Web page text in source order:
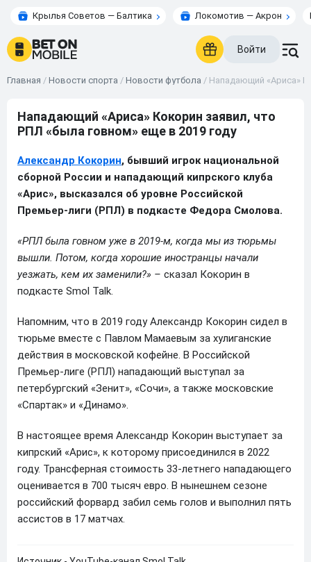
Крылья Советов — Балтика Локомотив — Акрон
Войти
Главная / Новости спорта / Новости футбола / Нападающий «Ариса»
Нападающий «Ариса» Кокорин заявил, что
РПЛ «была говном» еще в 2019 году
Александр Кокорин, бывший игрок национальной
сборной России и нападающий кипрского клуба
«Арис», высказался об уровне Российской
Премьер-лиги (РПЛ) в подкасте Федора Смолова.
«РПЛ была говном уже в 2019-м, когда мы из тюрьмы
вышли. Потом, когда хорошие иностранцы начали
уезжать, кем их заменили?» – сказал Кокорин в
подкасте Smol Talk.
Напомним, что в 2019 году Александр Кокорин сидел в
тюрьме вместе с Павлом Мамаевым за хулиганские
действия в московской кофейне. В Российской
Премьер-лиге (РПЛ) нападающий выступал за
петербургский «Зенит», «Сочи», а также московские
«Спартак» и «Динамо».
В настоящее время Александр Кокорин выступает за
кипрский «Арис», к которому присоединился в 2022
году. Трансферная стоимость 33-летнего нападающего
оценивается в 700 тысяч евро. В нынешнем сезоне
российский форвард забил семь голов и выполнил пять
ассистов в 17 матчах.